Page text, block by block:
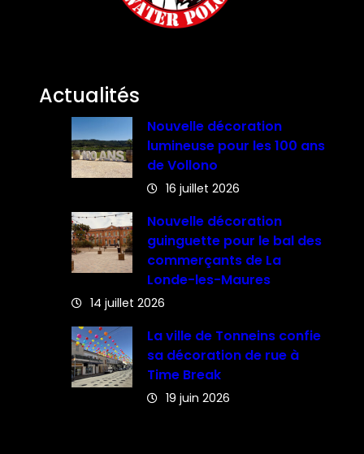
Actualités
Nouvelle décoration
lumineuse pour les 100 ans
de Vollono
16 juillet 2026
Nouvelle décoration
guinguette pour le bal des
commerçants de La
Londe-les-Maures
14 juillet 2026
La ville de Tonneins confie
sa décoration de rue à
Time Break
19 juin 2026